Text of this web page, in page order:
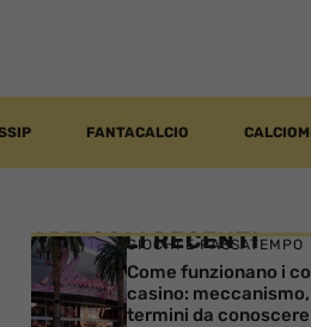
FANTACALCIO
ARTICOLI RECENTI
GIOCHI E PASSATEMPO
Come funzionano i
casino:
termini da conoscere